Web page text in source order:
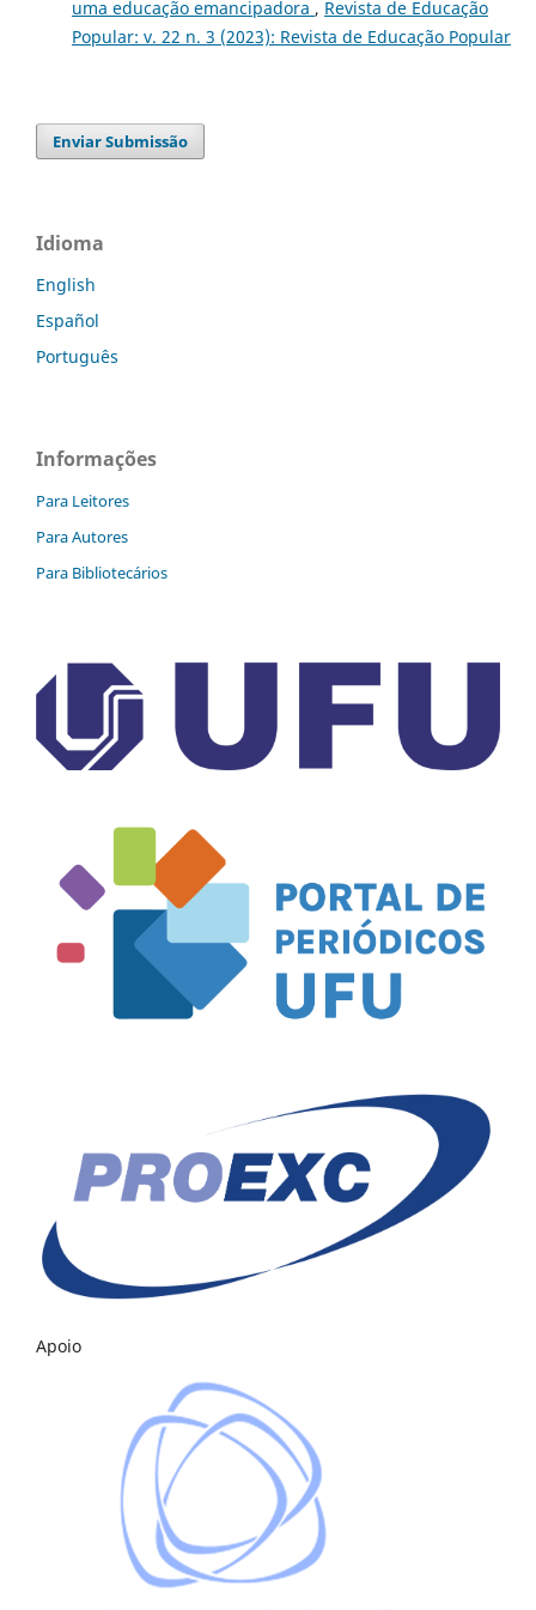
uma educação emancipadora , Revista de Educação
Popular: v. 22 n. 3 (2023): Revista de Educação Popular
Enviar Submissão
Idioma
English
Español
Português
Informações
Para Leitores
Para Autores
Para Bibliotecários
Apoio